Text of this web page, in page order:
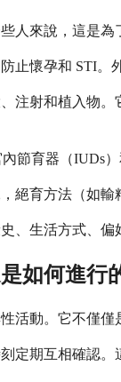
人來說，這是
止懷孕和 STI。
注射和植入物
節育器（IUDs
絕育方法（如
、生活方式、
如何進行
活動。它不僅
定期互相確認